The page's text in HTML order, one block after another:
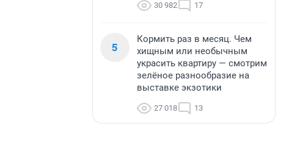
30 982 17
5
Кормить раз в месяц. Чем
хищным или необычным
украсить квартиру — смотрим
зелёное разнообразие на
выставке экзотики
27 018 13